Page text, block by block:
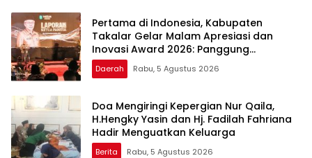
Pertama di Indonesia, Kabupaten
Takalar Gelar Malam Apresiasi dan
Inovasi Award 2026: Panggung
Penghargaan bagi Pelayan Publik
Berprestasi
Daerah Rabu, 5 Agustus 2026
Doa Mengiringi Kepergian Nur Qaila,
H.Hengky Yasin dan Hj. Fadilah Fahriana
Hadir Menguatkan Keluarga
Berita Rabu, 5 Agustus 2026